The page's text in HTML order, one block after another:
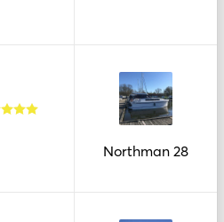
Northman 28